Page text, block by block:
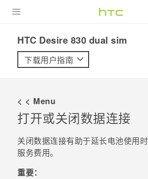
VIVE
支持帮助
在线客服
HTC Desire 830 dual sim‎
下载用户指南
< < Menu
打开或关闭数据连接
关闭数据连接有助于延长电池使用
服务费用。
重要：